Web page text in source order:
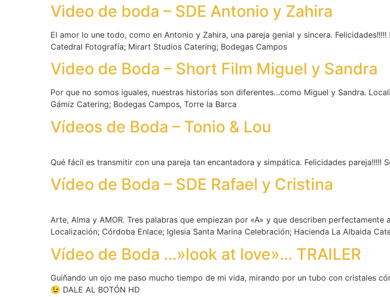
Video de boda – SDE Antonio y Zahira
El amor lo une todo, como en Antonio y Zahira, una pareja genial y sincera.
Catedral Fotografía; Mirart Studios Catering; Bodegas Campos
Video de Boda – Short Film Miguel y Sandra
Por que no somos iguales, nuestras historias son diferentes…como Miguel y Sandra.
Gámiz Catering; Bodegas Campos, Torre la Barca
Vídeos de Boda – Tonio & Lou
Qué fácil es transmitir con una pareja tan encantadora y simpática. Felicidades pareja!!!!!
Vídeo de Boda – SDE Rafael y Cristina
Arte, Alma y AMOR. Tres palabras que empiezan por «A» y que describen
Localización; Córdoba Enlace; Iglesia Santa Marina Celebración; Hacienda La Albaida
Vídeo de Boda …»look at love»… TRAILER
Guiñando un ojo me paso mucho tiempo de mi vida, mirando por un tubo con cristales
😉 DALE AL BOTÓN HD